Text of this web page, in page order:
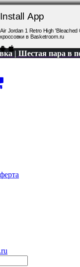
Install App
Air Jordan 1 Retro High 'Bleached
кроссовки в Basketroom.ru
| Шестая пара в